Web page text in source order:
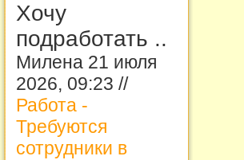
Хочу
подработать ..
Милена 21 июля
2026, 09:23 //
Работа -
Требуются
сотрудники в